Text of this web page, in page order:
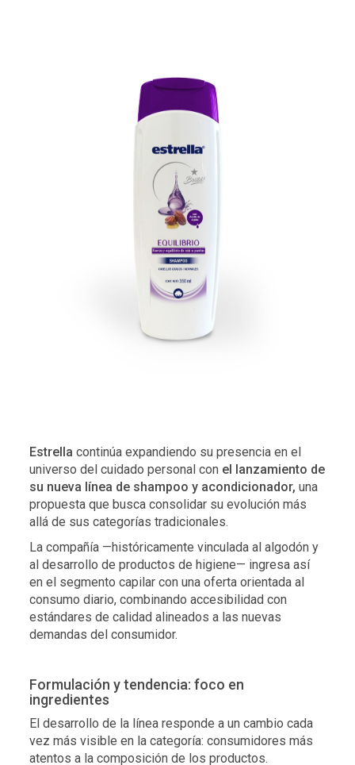
Estrella continúa expandiendo su presencia en el
universo del cuidado personal con el lanzamiento de
su nueva línea de shampoo y acondicionador, una
propuesta que busca consolidar su evolución más
allá de sus categorías tradicionales.
La compañía —históricamente vinculada al algodón y
al desarrollo de productos de higiene— ingresa así
en el segmento capilar con una oferta orientada al
consumo diario, combinando accesibilidad con
estándares de calidad alineados a las nuevas
demandas del consumidor.
Formulación y tendencia: foco en
ingredientes
El desarrollo de la línea responde a un cambio cada
vez más visible en la categoría: consumidores más
atentos a la composición de los productos.